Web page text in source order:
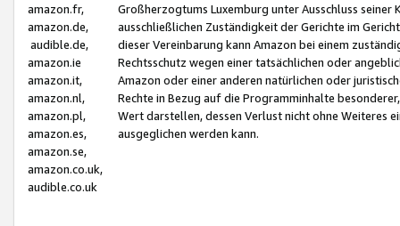
amazon.fr,
amazon.de,
audible.de,
amazon.ie
amazon.it,
amazon.nl,
amazon.pl,
amazon.es,
amazon.se,
amazon.co.uk,
audible.co.uk
Großherzogtums Luxemburg unter Ausschluss
ausschließlichen Zuständigkeit der Gerichte im
dieser Vereinbarung kann Amazon bei einem
Rechtsschutz wegen einer tatsächlichen oder
Amazon oder einer anderen natürlichen oder
Rechte in Bezug auf die Programminhalte
Wert darstellen, dessen Verlust nicht ohne Weiteres
ausgeglichen werden kann.